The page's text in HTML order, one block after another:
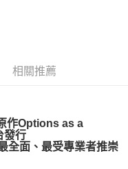
相關推薦
作Options as a
發行
面、最受專業者推崇